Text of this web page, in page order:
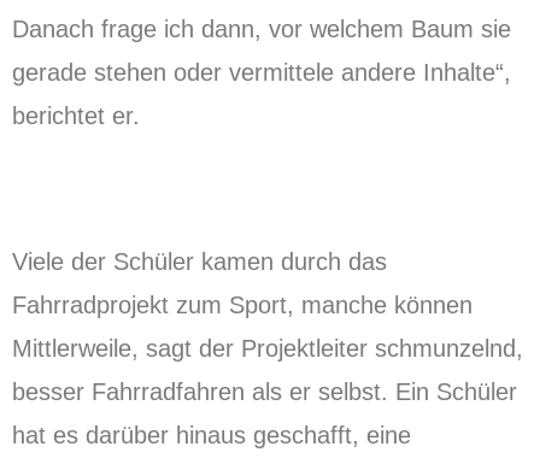
Danach frage ich dann, vor welchem Baum sie
gerade stehen oder vermittele andere Inhalte“,
berichtet er.
Viele der Schüler kamen durch das
Fahrradprojekt zum Sport, manche können
Mittlerweile, sagt der Projektleiter schmunzelnd,
besser Fahrradfahren als er selbst. Ein Schüler
hat es darüber hinaus geschafft, eine